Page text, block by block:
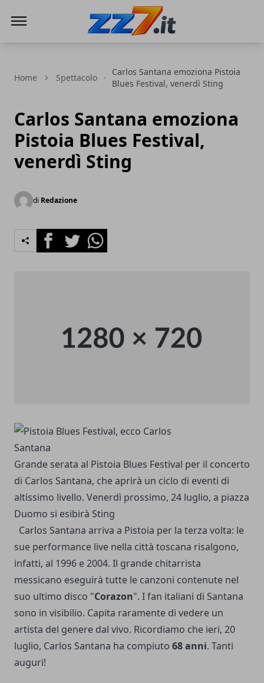
Home Spettacolo
Carlos Santana emoziona Pistoia
Blues Festival, venerdì Sting
Carlos Santana emoziona
Pistoia Blues Festival,
venerdì Sting
di Redazione
FacebookTwitterWhatsapp
Grande serata al Pistoia Blues Festival per il concerto
di Carlos Santana, che aprirà un ciclo di eventi di
altissimo livello. Venerdì prossimo, 24 luglio, a piazza
Duomo si esibirà Sting
Carlos Santana arriva a Pistoia per la terza volta: le
sue performance live nella città toscana risalgono,
infatti, al 1996 e 2004. Il grande chitarrista
messicano eseguirà tutte le canzoni contenute nel
suo ultimo disco "Corazon". I fan italiani di Santana
sono in visibilio. Capita raramente di vedere un
artista del genere dal vivo. Ricordiamo che ieri, 20
luglio, Carlos Santana ha compiuto 68 anni. Tanti
auguri!